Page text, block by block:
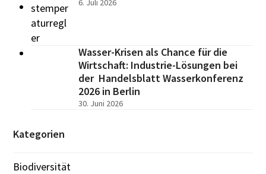
6. Juli 2026
Wasser-Krisen als Chance für die
Wirtschaft: Industrie-Lösungen bei
der Handelsblatt Wasserkonferenz
2026 in Berlin
30. Juni 2026
Kategorien
Biodiversität